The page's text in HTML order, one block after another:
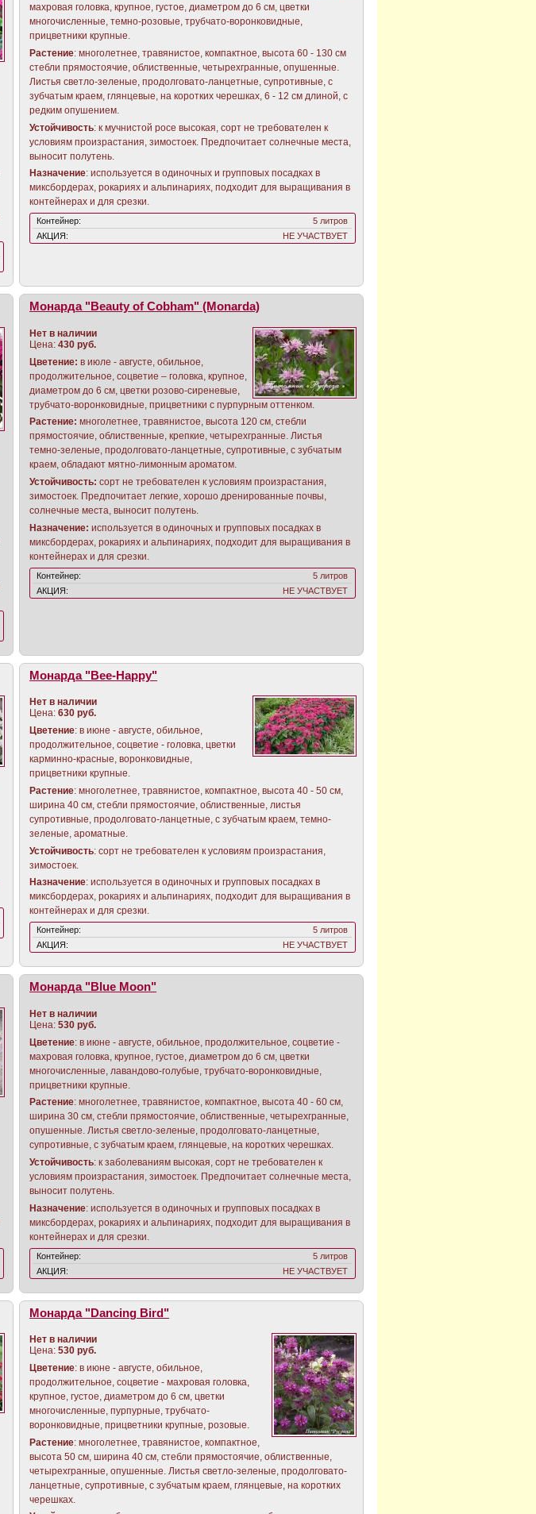
махровая головка, крупное, густое, диаметром до 6 см, цветки
многочисленные, темно-розовые, трубчато-воронковидные,
прицветники крупные.
Растение: многолетнее, травянистое, компактное, высота 60 - 130 см
стебли прямостоячие, облиственные, четырехгранные, опушенные.
Листья светло-зеленые, продолговато-ланцетные, супротивные, с
зубчатым краем, глянцевые, на коротких черешках, 6 - 12 см длиной, с
редким опушением.
Устойчивость: к мучнистой росе высокая, сорт не требователен к
условиям произрастания, зимостоек. Предпочитает солнечные места,
выносит полутень.
Назначение: используется в одиночных и групповых посадках в
миксбордерах, рокариях и альпинариях, подходит для выращивания в
контейнерах и для срезки.
Контейнер:
5 литров
АКЦИЯ:
НЕ УЧАСТВУЕТ
Монарда "Beauty of Cobham" (Monarda)
Нет в наличии
Цена:430 руб.
Цветение: в июле - августе, обильное,
продолжительное, соцветие – головка, крупное,
диаметром до 6 см, цветки розово-сиреневые,
трубчато-воронковидные, прицветники с пурпурным оттенком.
Растение: многолетнее, травянистое, высота 120 см, стебли
прямостоячие, облиственные, крепкие, четырехгранные. Листья
темно-зеленые, продолговато-ланцетные, супротивные, с зубчатым
краем, обладают мятно-лимонным ароматом.
Устойчивость: сорт не требователен к условиям произрастания,
зимостоек. Предпочитает легкие, хорошо дренированные почвы,
солнечные места, выносит полутень.
Назначение: используется в одиночных и групповых посадках в
миксбордерах, рокариях и альпинариях, подходит для выращивания в
контейнерах и для срезки.
Контейнер:
5 литров
АКЦИЯ:
НЕ УЧАСТВУЕТ
Монарда "Bee-Happy"
Нет в наличии
Цена:630 руб.
Цветение: в июне - августе, обильное,
продолжительное, соцветие - головка, цветки
карминно-красные, воронковидные,
прицветники крупные.
Растение: многолетнее, травянистое, компактное, высота 40 - 50 см,
ширина 40 см, стебли прямостоячие, облиственные, листья
супротивные, продолговато-ланцетные, с зубчатым краем, темно-
зеленые, ароматные.
Устойчивость: сорт не требователен к условиям произрастания,
зимостоек.
Назначение: используется в одиночных и групповых посадках в
миксбордерах, рокариях и альпинариях, подходит для выращивания в
контейнерах и для срезки.
Контейнер:
5 литров
АКЦИЯ:
НЕ УЧАСТВУЕТ
Монарда "Blue Moon"
Нет в наличии
Цена:530 руб.
Цветение: в июне - августе, обильное, продолжительное, соцветие -
махровая головка, крупное, густое, диаметром до 6 см, цветки
многочисленные, лавандово-голубые, трубчато-воронковидные,
прицветники крупные.
Растение: многолетнее, травянистое, компактное, высота 40 - 60 см,
ширина 30 см, стебли прямостоячие, облиственные, четырехгранные,
опушенные. Листья светло-зеленые, продолговато-ланцетные,
супротивные, с зубчатым краем, глянцевые, на коротких черешках.
Устойчивость: к заболеваниям высокая, сорт не требователен к
условиям произрастания, зимостоек. Предпочитает солнечные места,
выносит полутень.
Назначение: используется в одиночных и групповых посадках в
миксбордерах, рокариях и альпинариях, подходит для выращивания в
контейнерах и для срезки.
Контейнер:
5 литров
АКЦИЯ:
НЕ УЧАСТВУЕТ
Монарда "Dancing Bird"
Нет в наличии
Цена:530 руб.
Цветение: в июне - августе, обильное,
продолжительное, соцветие - махровая головка,
крупное, густое, диаметром до 6 см, цветки
многочисленные, пурпурные, трубчато-
воронковидные, прицветники крупные, розовые.
Растение: многолетнее, травянистое, компактное,
высота 50 см, ширина 40 см, стебли прямостоячие, облиственные,
четырехгранные, опушенные. Листья светло-зеленые, продолговато-
ланцетные, супротивные, с зубчатым краем, глянцевые, на коротких
черешках.